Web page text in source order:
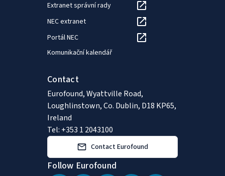
Extranet správní rady
NEC extranet
Portál NEC
Komunikační kalendář
Contact
Eurofound, Wyattville Road,
Loughlinstown, Co. Dublin, D18 KP65,
Ireland
Tel: +353 1 2043100
Contact Eurofound
Follow Eurofound